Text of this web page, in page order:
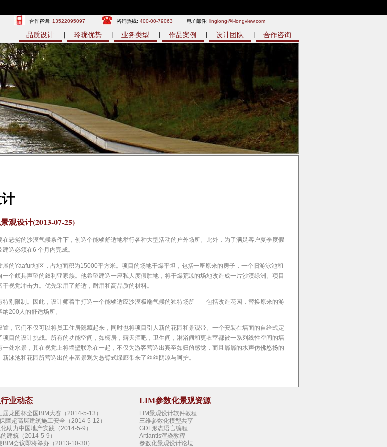
合作咨询: 13522095097 咨询热线: 400-00-79063 电子邮件: linglong@l-longview.com
品质设计 玲珑优势 业务类型 作品案例 设计团队 合作咨询
观设计(2013-07-25)
在恶劣的沙漠气候条件下，创造个能够舒适地举行各种大型活动的户外场所。此外，为了满足客户夏季度假
造必须在6 个月内完成。
展的Yaafur地区，占地面积为15000平方米。项目的场地干燥平坦，包括一座原来的房子，一个旧游泳池和
一个颇具声望的叙利亚家族。他希望建造一座私人度假胜地，将干燥荒凉的场地改造成一片沙漠绿洲。项目
视觉冲击力。优先采用了舒适，耐用和高品质的材料。
特别限制。因此，设计师着手打造一个能够适应沙漠极端气候的独特场所——包括改造花园，替换原来的游
200人的舒适场所。
置，它们不仅可以将员工住房隐藏起来，同时也将项目引人新的花园和景观带。一个安装在墙面的自给式定
项目的设计挑战。所有的功能空间，如橱房，露天酒吧，卫生间，淋浴间和更衣室都被一系列线性空间的墙
一处水景，其在视觉上将墙壁联系在一起，不仅为游客营造出宾至如归的感觉，而且孱孱的水声仿佛悠扬的
泳池和花园所营造出的丰富景观为悬臂式绿廊带来了丝丝阴凉与呵护。
上，蓄满水的石灰华泳池成为开展聚会和其他活动的背景幕。在纯正的椭圆形泳池中，巨大的石灰华板整齐
石匠手工雕刻成无缝的优雅形式，这种形式使泳池微微倾斜，形成一个水吧，继而形成一个水下悬浮休息
，铺装路面和泳池的石灰华，绿廊的砂岩墙面以及遮阳结钩的柚木板。
业动态
届龙图杯全国BIM大赛（2014-5-13）
障超高层建筑施工安全（2014-5-12）
助力中国地产实践（2014-5-9）
建筑（2014-5-9）
BIM会议即将举办（2013-10-30）
LIM参数化景观资源
LIM景观设计软件教程
三维参数化模型共享
GDL形态语言编程
Artlantis渲染教程
参数化景观设计论坛